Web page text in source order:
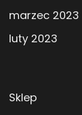
marzec 2023
luty 2023
Sklep